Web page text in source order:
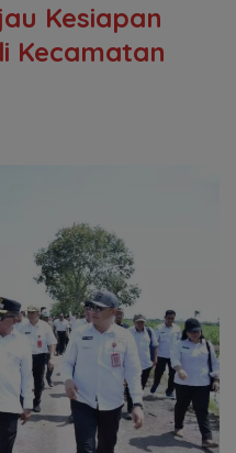
Kesiapan
Kecamatan